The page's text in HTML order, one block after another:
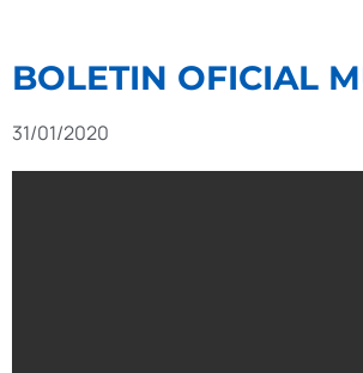
BOLETIN OFICIAL
31/01/2020